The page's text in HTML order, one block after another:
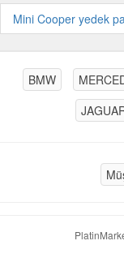
Mini Cooper yedek
BMW